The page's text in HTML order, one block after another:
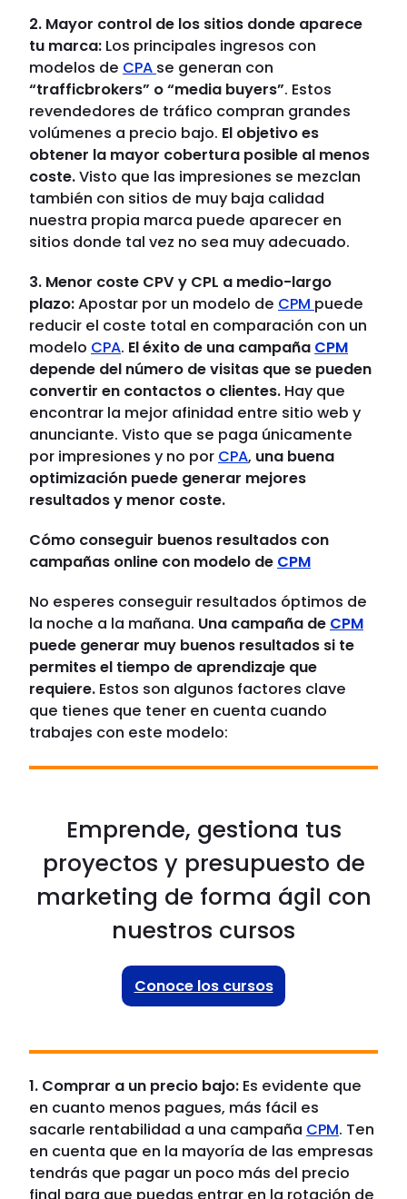
2. Mayor control de los sitios donde aparece
tu marca: Los principales ingresos con
modelos de CPA se generan con
“trafficbrokers” o “media buyers”. Estos
revendedores de tráfico compran grandes
volúmenes a precio bajo. El objetivo es
obtener la mayor cobertura posible al menos
coste.Visto que las impresiones se mezclan
también con sitios de muy baja calidad
nuestra propia marca puede aparecer en
sitios donde tal vez no sea muy adecuado.
3. Menor coste CPV y CPL a medio-largo
plazo:Apostar por un modelo de CPM puede
reducir el coste total en comparación con un
modelo CPA. El éxito de una campaña CPM
depende del número de visitas que se pueden
convertir en contactos o clientes. Hay que
encontrar la mejor afinidad entre sitio web y
anunciante. Visto que se paga únicamente
por impresiones y no por CPA, una buena
optimización puede generar mejores
resultados y menor coste.
Cómo conseguir buenos resultados con
campañas online con modelo de CPM
No esperes conseguir resultados óptimos de
la noche a la mañana. Una campaña de CPM
puede generar muy buenos resultados si te
permites el tiempo de aprendizaje que
requiere. Estos son algunos factores clave
que tienes que tener en cuenta cuando
trabajes con este modelo:
Emprende, gestiona tus
proyectos y presupuesto de
marketing de forma ágil con
nuestros cursos
Conoce los cursos
1. Comprar a un precio bajo: Es evidente que
en cuanto menos pagues, más fácil es
sacarle rentabilidad a una campaña CPM. Ten
en cuenta que en la mayoría de las empresas
tendrás que pagar un poco más del precio